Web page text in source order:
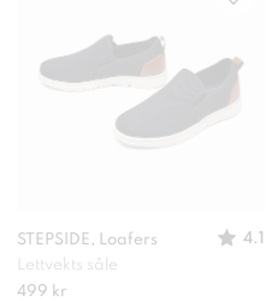
STEPSIDE, Loafers
4.1
Lettvekts såle
499 kr